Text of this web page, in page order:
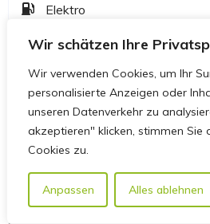
Wir schätzen Ihre
Wir verwenden Cookies, um Ihr
personalisierte Anzeigen oder
unseren Datenverkehr zu
akzeptieren" klicken, stimmen Sie
Cookies zu.
Anpassen Alles ablehnen